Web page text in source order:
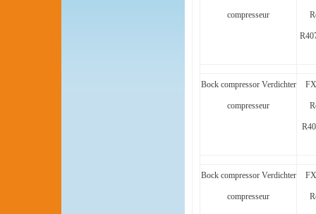
compresseur
Bock compressor Verdichter
compresseur
Bock compressor Verdichter
compresseur